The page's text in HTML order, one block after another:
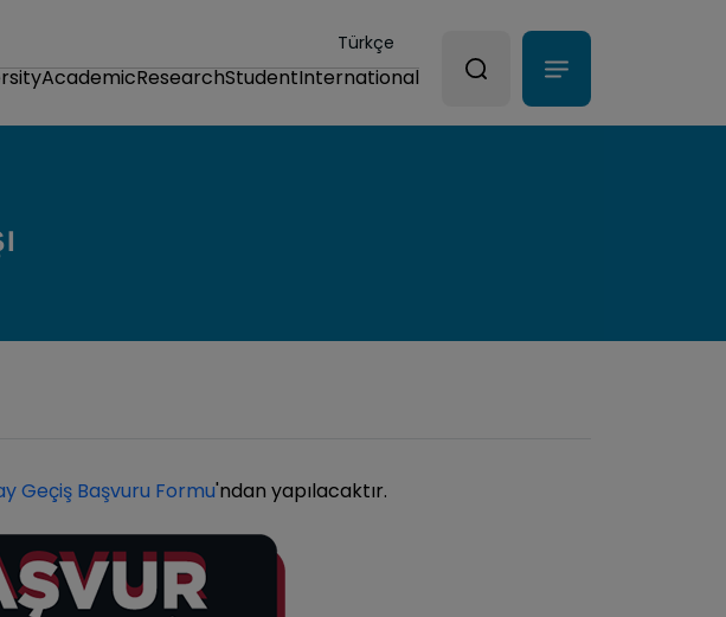
Türkçe
AcademicResearchStudentInternational
Geçiş Başvuru Formu'ndan yapılacaktır.